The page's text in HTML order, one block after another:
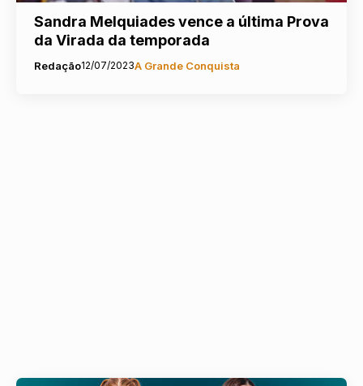
Sandra Melquiades vence a última Prova
da Virada da temporada
Redação12/07/2023A Grande Conquista